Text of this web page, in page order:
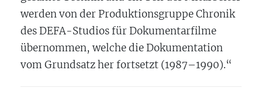
werden von der Produktionsgruppe Chronik
des DEFA-Studios für Dokumentarfilme
übernommen, welche die Dokumentation
vom Grundsatz her fortsetzt (1987–1990).“